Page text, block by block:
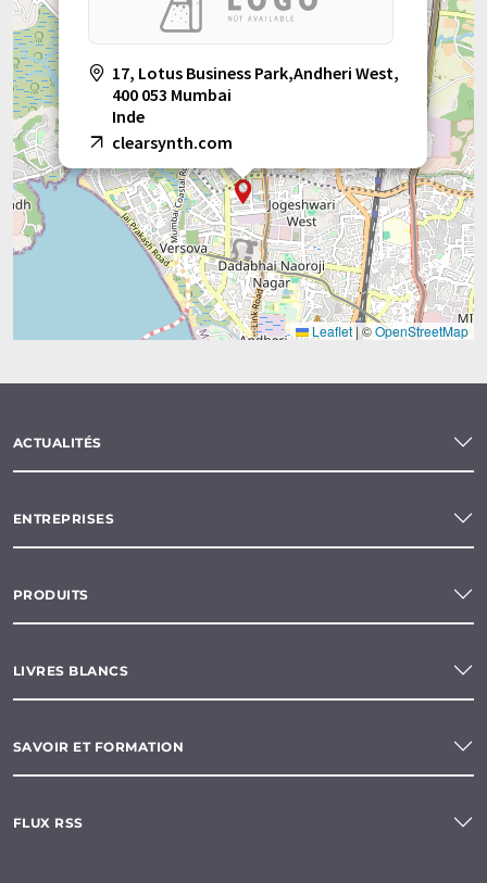
17, Lotus Business Park,Andheri West,
400 053 Mumbai
Inde
clearsynth.com
Leaflet|©OpenStreetMap
ACTUALITÉS
ENTREPRISES
PRODUITS
LIVRES BLANCS
SAVOIR ET FORMATION
FLUX RSS